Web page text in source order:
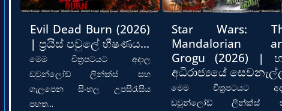
Evil Dead Burn (2026)
| ප්‍රයිස් පවුලේ භීෂණය…
මෙම චිත්‍රපටයට අදාල
ඩවුන්ලෝඩ් ලින්ක්ස් සහ
ගැලපෙන සිංහල උපසිරැසිය
පහත...
Star Wars:
Mandalorian
Grogu (2026) |
අධිරාජ්‍යයේ
මෙම චිත්‍රපටයට
ඩවුන්ලෝඩ් ලින්ක්ස්